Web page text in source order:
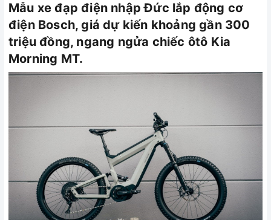
Mẫu xe đạp điện nhập Đức lắp động cơ
điện Bosch, giá dự kiến khoảng gần 300
triệu đồng, ngang ngửa chiếc ôtô Kia
Morning MT.